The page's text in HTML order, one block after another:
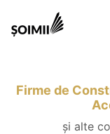
Firme de
și alte